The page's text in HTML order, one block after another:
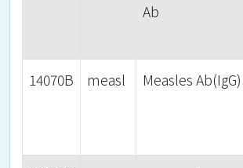
Ab
14070B measl Measles Ab(IgG)